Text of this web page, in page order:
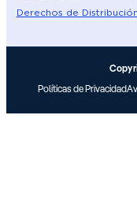
Derechos de Distribución
Políticas de Privacidad